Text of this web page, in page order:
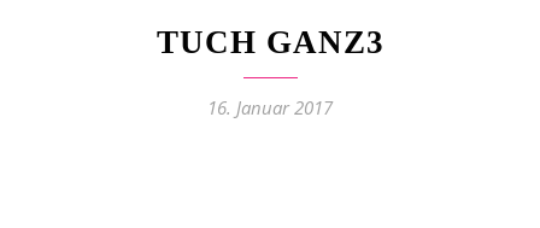
TUCH GANZ3
16. Januar 2017